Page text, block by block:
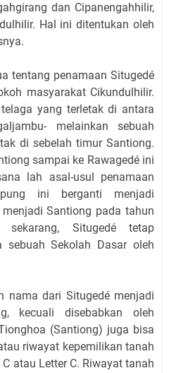
dan Cipanengahhilir,
Hal ini ditentukan oleh
tentang penamaan Situgedé
masyarakat Cikundulhilir.
yang terletak di antara
melainkan sebuah
di sebelah timur Santiong.
sampai ke Rawagedé ini
lah asal-usul penamaan
ini berganti menjadi
Santiong pada tahun
Situgedé tetap
sebuah Sekolah Dasar oleh
nama dari Situgedé menjadi
kecuali disebabkan oleh
(Santiong) juga bisa
riwayat kepemilikan tanah
atau Letter C. Riwayat tanah